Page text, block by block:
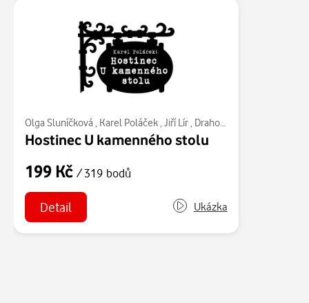
Olga Sluníčková , Karel Poláček, Jiří Lír, Drahomíra Fialková
Hostinec U kamenného stolu
199 Kč / 319 bodů
Detail Ukázka